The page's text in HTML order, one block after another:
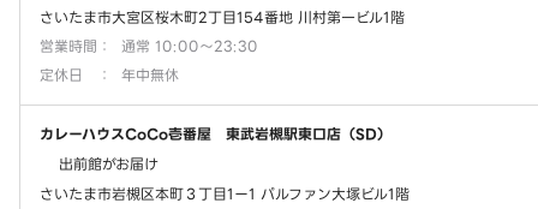
さいたま市大宮区桜木町2丁目154番地 川村第一ビル1階
営業時間 ：
通常 10:00～23:30
定休日
： 年中無休
カレーハウスCoCo壱番屋 東武岩槻駅東口店（SD）
出前館がお届け
さいたま市岩槻区本町３丁目1ー1 パルファン大塚ビル1階